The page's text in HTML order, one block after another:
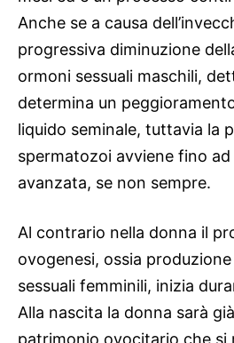
Anche se a causa
progressiva diminuzione
ormoni sessuali maschili,
determina un
liquido seminale, tuttavia la
spermatozoi avviene fino
avanzata, se non sempre.
Al contrario nella donna il
ovogenesi, ossia
sessuali femminili, inizia
Alla nascita la donna sarà
patrimonio ovocitario che si